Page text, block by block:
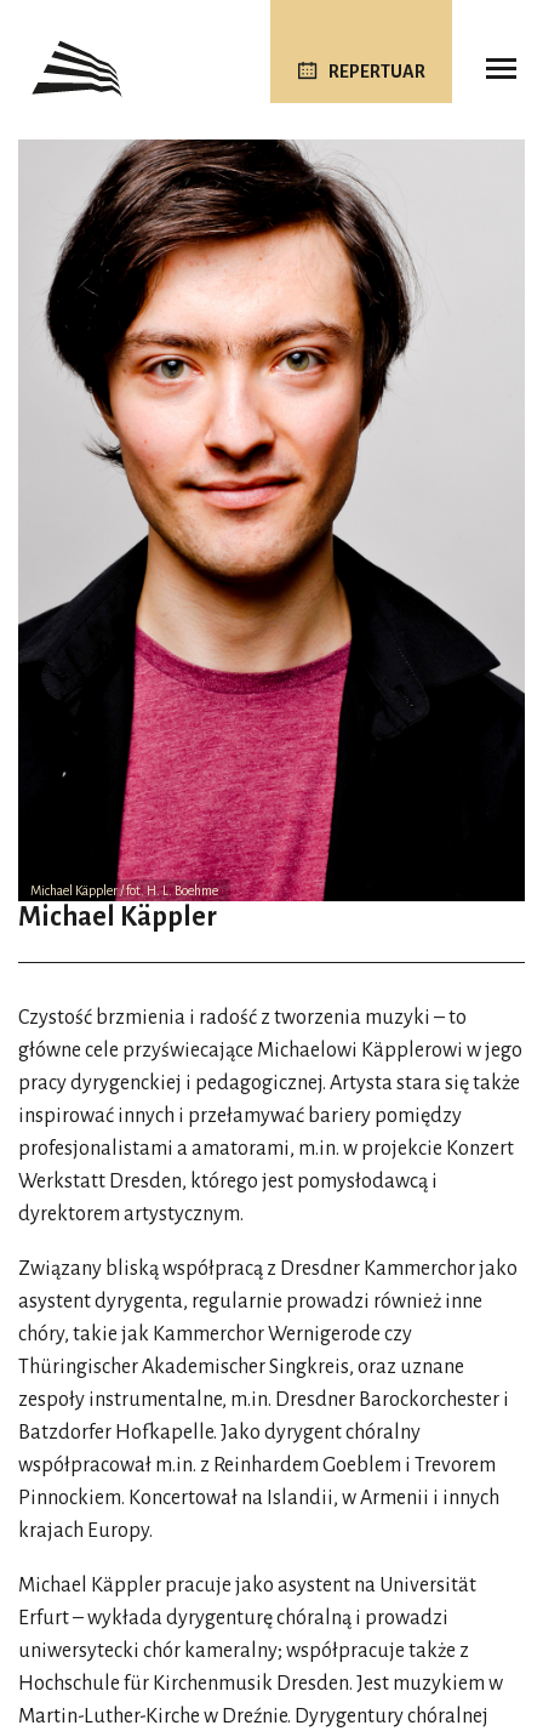
REPERTUAR
Michael Käppler / fot. H. L. Boehme
Michael Käppler
Czystość brzmienia i radość z tworzenia muzyki – to
główne cele przyświecające Michaelowi Käpplerowi w jego
pracy dyrygenckiej i pedagogicznej. Artysta stara się także
inspirować innych i przełamywać bariery pomiędzy
profesjonalistami a amatorami, m.in. w projekcie Konzert
Werkstatt Dresden, którego jest pomysłodawcą i
dyrektorem artystycznym.
Związany bliską współpracą z Dresdner Kammerchor jako
asystent dyrygenta, regularnie prowadzi również inne
chóry, takie jak Kammerchor Wernigerode czy
Thüringischer Akademischer Singkreis, oraz uznane
zespoły instrumentalne, m.in. Dresdner Barockorchester i
Batzdorfer Hofkapelle. Jako dyrygent chóralny
współpracował m.in. z Reinhardem Goeblem i Trevorem
Pinnockiem. Koncertował na Islandii, w Armenii i innych
krajach Europy.
Michael Käppler pracuje jako asystent na Universität
Erfurt – wykłada dyrygenturę chóralną i prowadzi
uniwersytecki chór kameralny; współpracuje także z
Hochschule für Kirchenmusik Dresden. Jest muzykiem w
Martin-Luther-Kirche w Dreźnie. Dyrygentury chóralnej